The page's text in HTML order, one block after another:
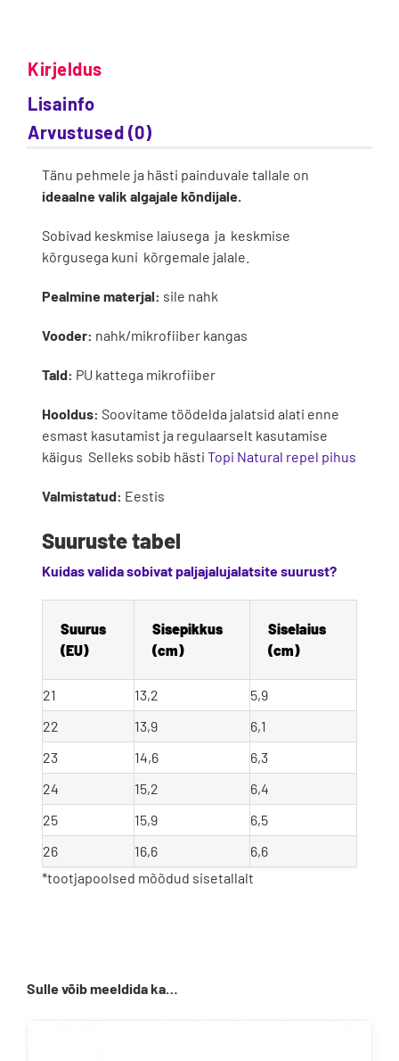
Kirjeldus
Lisainfo
Arvustused (0)
Tänu pehmele ja hästi painduvale tallale on
ideaalne valik algajale kõndijale.
Sobivad keskmise laiusega ja keskmise
kõrgusega kuni kõrgemale jalale.
Pealmine materjal: sile nahk
Vooder: nahk/mikrofiiber kangas
Tald: PU kattega mikrofiiber
Hooldus: Soovitame töödelda jalatsid alati enne
esmast kasutamist ja regulaarselt kasutamise
käigus Selleks sobib hästi Topi Natural repel pihus
Valmistatud: Eestis
Suuruste tabel
Kuidas valida sobivat paljajalujalatsite suurust?
Suurus
(EU)
Sisepikkus
(cm)
Siselaius
(cm)
21 13,2
5,9
22
13,9
6,1
23
14,6
6,3
24
15,2
6,4
25
15,9
6,5
26
16,6
6,6
*tootjapoolsed mõõdud sisetallalt
Sulle võib meeldida ka…